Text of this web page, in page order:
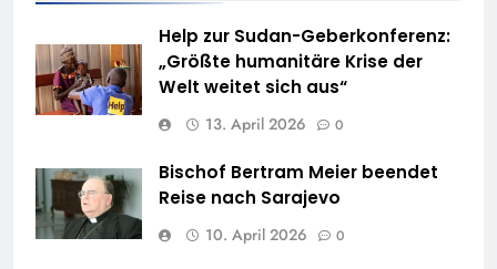
Help zur Sudan-Geberkonferenz:
„Größte humanitäre Krise der
Welt weitet sich aus“
13. April 2026 0
Bischof Bertram Meier beendet
Reise nach Sarajevo
10. April 2026 0